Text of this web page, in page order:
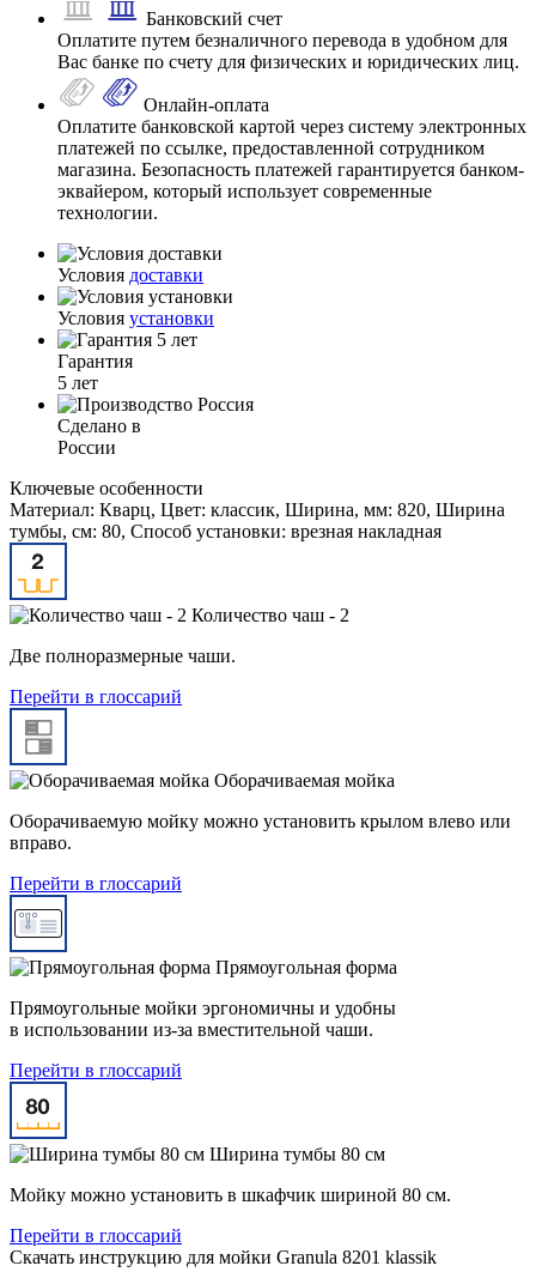
Банковский счет
Оплатите путем безналичного перевода в удобном для
Вас банке по счету для физических и юридических лиц.
Онлайн-оплата
Оплатите банковской картой через систему электронных
платежей по ссылке, предоставленной сотрудником
магазина. Безопасность платежей гарантируется банком-
эквайером, который использует современные
технологии.
Условия доставки
Условия установки
Гарантия
5 лет
Сделано в
России
Ключевые особенности
Материал: Кварц, Цвет: классик, Ширина, мм: 820, Ширина
тумбы, см: 80, Способ установки: врезная накладная
Количество чаш - 2
Две полноразмерные чаши.
Перейти в глоссарий
Оборачиваемая мойка
Оборачиваемую мойку можно установить крылом влево или
вправо.
Перейти в глоссарий
Прямоугольная форма
Прямоугольные мойки эргономичны и удобны
в использовании из-за вместительной чаши.
Перейти в глоссарий
Ширина тумбы 80 см
Мойку можно установить в шкафчик шириной 80 см.
Перейти в глоссарий
Скачать инструкцию для мойки Granula 8201 klassik